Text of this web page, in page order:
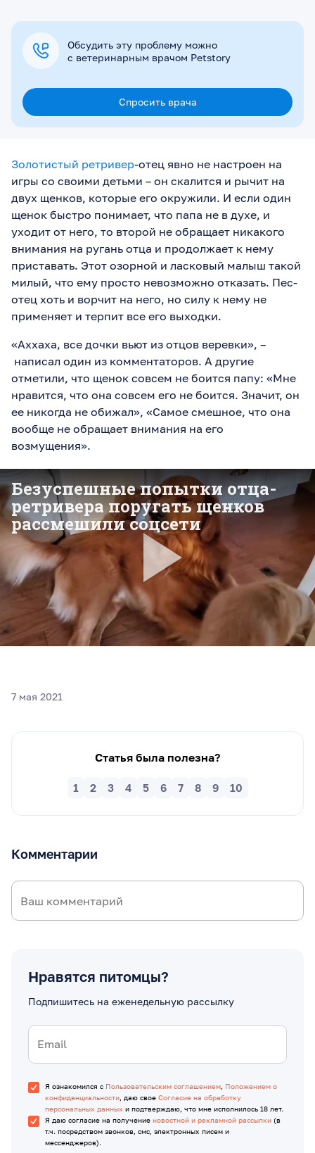
Обсудить эту проблему можно
с ветеринарным врачом Petstory
Спросить врача
Золотистый ретривер-отец явно не настроен на
игры со своими детьми – он скалится и рычит на
двух щенков, которые его окружили. И если один
щенок быстро понимает, что папа не в духе, и
уходит от него, то второй не обращает никакого
внимания на ругань отца и продолжает к нему
приставать. Этот озорной и ласковый малыш такой
милый, что ему просто невозможно отказать. Пес-
отец хоть и ворчит на него, но силу к нему не
применяет и терпит все его выходки.
«Аххаха, все дочки вьют из отцов веревки», –
написал один из комментаторов. А другие
отметили, что щенок совсем не боится папу: «Мне
нравится, что она совсем его не боится. Значит, он
ее никогда не обижал», «Самое смешное, что она
вообще не обращает внимания на его
возмущения».
7 мая 2021
Статья была полезна?
10
9
8
7
6
5
4
3
2
1
Комментарии
Нравятся питомцы?
Подпишитесь на еженедельную рассылку
Я ознакомился с Пользовательским соглашением, Положением о
конфиденциальности, даю свое Согласие на обработку
персональных данных и подтверждаю, что мне исполнилось 18 лет.
Я даю согласие на получение новостной и рекламной рассылки (в
т.ч. посредством звонков, смс, электронных писем и
мессенджеров).